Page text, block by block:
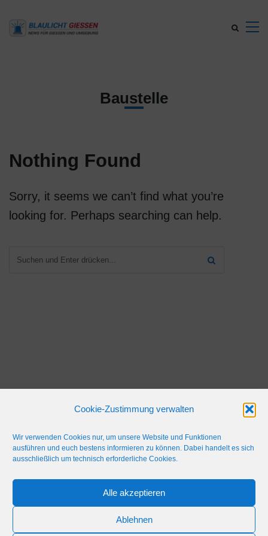
Cookie-Zustimmung verwalten
Wir verwenden Cookies nur, um unsere Website und Funktionen
ausführen und euch bestens informieren zu können. Dabei handelt es sich
ausschließlich um technisch erforderliche Cookies.
Alle akzeptieren
Ablehnen
Baustelle
Nothing Found
Sorry, it seems we can’t find what you’re
looking for. Perhaps searching can help.